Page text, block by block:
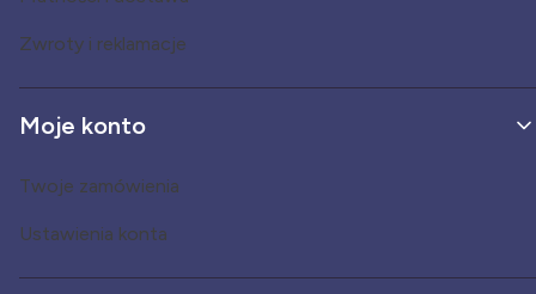
Zwroty i reklamacje
Moje konto
Twoje zamówienia
Ustawienia konta